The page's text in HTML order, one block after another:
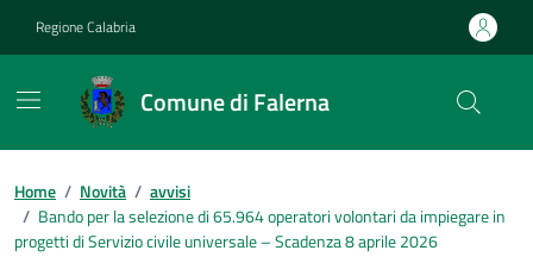
Regione Calabria
Comune di Falerna
Home / Novità / avvisi
/ Bando per la selezione di 65.964 operatori volontari da impiegare in
progetti di Servizio civile universale – Scadenza 8 aprile 2026